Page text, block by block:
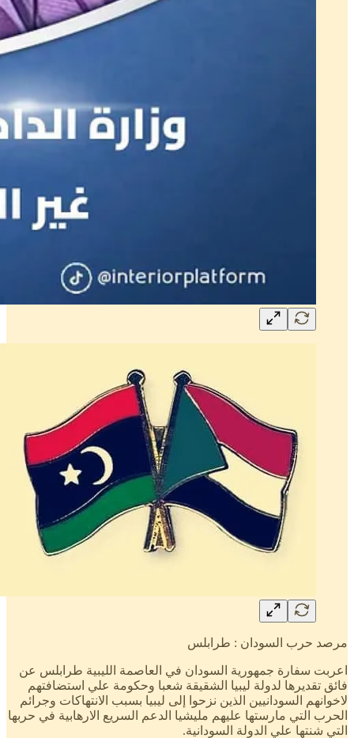
مرصد حرب السودان : طرابلس
اعربت سفارة جمهورية السودان في العاصمة الليبية طرابلس عن
فائق تقديرها لدولة ليبيا الشقيقة شعبا وحكومة علي استضافتهم
لاخوانهم السودانيين الذين نزحوا إلى ليبيا بسبب الانتهاكات وجرائم
الحرب التي مارستها عليهم مليشيا الدعم السريع الارهابية في حربها
التي شنتها علي الدولة السودانية.